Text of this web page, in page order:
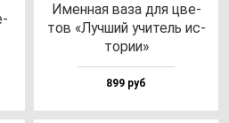
Имен­ная ва­за для цве­
тов «Луч­ший учи­тель ис­
то­рии»
899 руб